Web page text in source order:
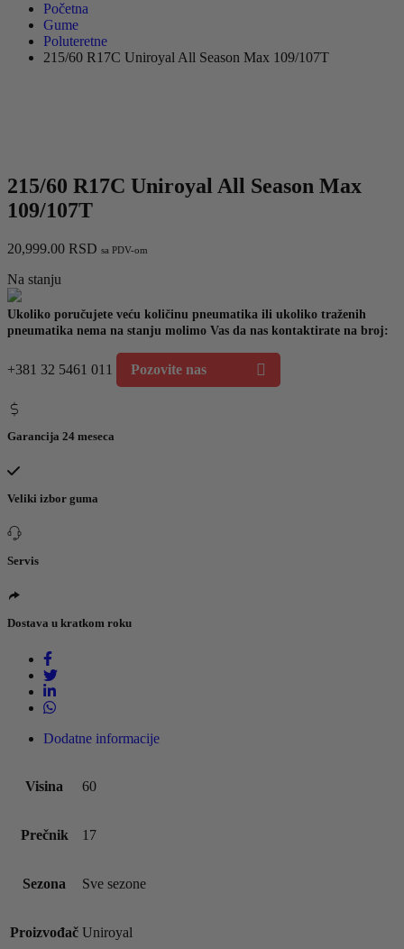
Početna
Gume
Poluteretne
215/60 R17C Uniroyal All Season Max 109/107T
215/60 R17C Uniroyal All Season Max
109/107T
20,999.00 RSD sa PDV-om
Na stanju
Ukoliko poručujete veću količinu pneumatika ili ukoliko traženih
pneumatika nema na stanju molimo Vas da nas kontaktirate na broj:
+381 32 5461 011 Pozovite nas
Garancija 24 meseca
Veliki izbor guma
Servis
Dostava u kratkom roku
Dodatne informacije
Visina 60
Prečnik 17
Sezona Sve sezone
Proizvođač Uniroyal